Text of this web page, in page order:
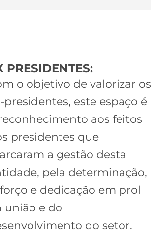
PRESIDENTES:
o objetivo de valorizar os
presidentes, este espaço é
aos feitos
presidentes que
a gestão desta
pela determinação,
e dedicação em prol
união e do
do setor.